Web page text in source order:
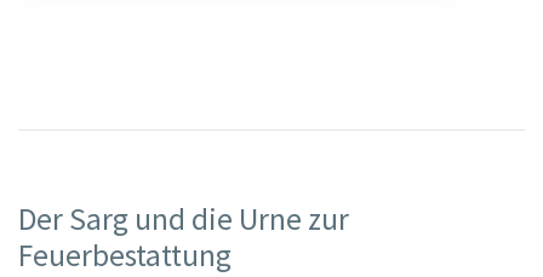
Der Sarg und die Urne zur
Feuerbestattung